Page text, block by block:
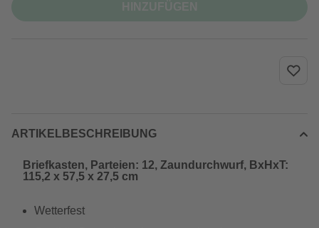
ARTIKELBESCHREIBUNG
Briefkasten, Parteien: 12, Zaundurchwurf, BxHxT:
115,2 x 57,5 x 27,5 cm
Wetterfest